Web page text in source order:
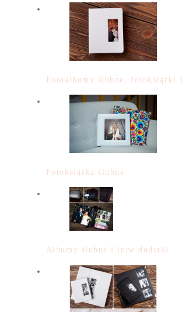
Fotoalbumy ślubne, fotoksiążki
Fotoksiążka ślubna
Albumy ślubne i inne dodatki